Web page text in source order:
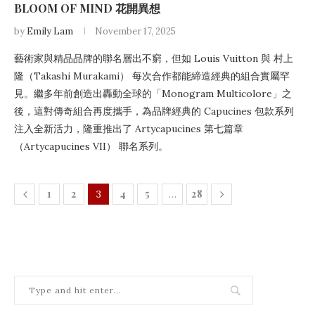
BLOOM OF MIND 花開異想
by Emily Lam November 17, 2025
藝術家與精品品牌的聯名層出不窮，但如 Louis Vuitton 與 村上
隆（Takashi Murakami） 每次合作都能締造經典的組合實屬罕
見。繼多年前創造出轟動全球的「Monogram Multicolore」之
後，這對傳奇組合再度攜手，為品牌經典的 Capucines 包款系列
注入全新活力，隆重推出了 Artycapucines 第七篇章
（Artycapucines VII） 聯名系列。
1 2 3 4 5 … 28